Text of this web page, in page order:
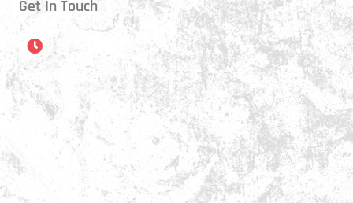
Get In Touch
Öffnungszeiten
Montag:
17:15 - 21:00 Uhr
Mittwoch:
17:30 - 21:00 Uhr
Donnerstag:
17:15 - 18:45 Uhr